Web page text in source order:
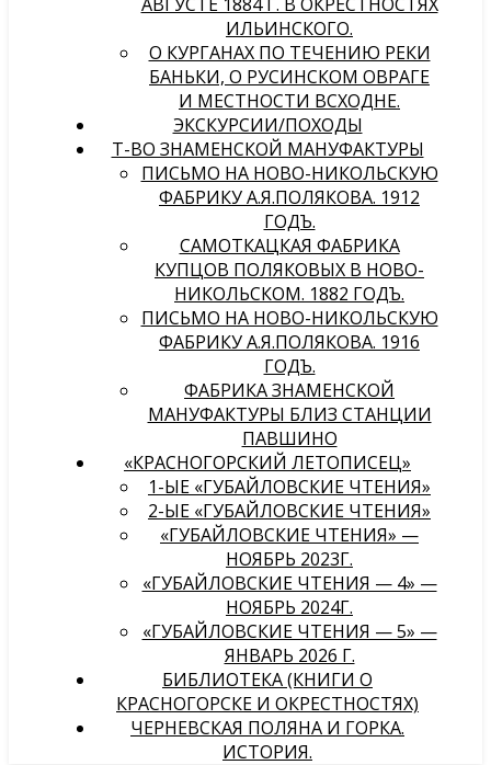
ИЛЬИНСКОГО.
О КУРГАНАХ ПО ТЕЧЕНИЮ РЕКИ
БАНЬКИ, О РУСИНСКОМ ОВРАГЕ
И МЕСТНОСТИ ВСХОДНЕ.
ЭКСКУРСИИ/ПОХОДЫ
Т-ВО ЗНАМЕНСКОЙ МАНУФАКТУРЫ
ПИСЬМО НА НОВО-НИКОЛЬСКУЮ
ФАБРИКУ А.Я.ПОЛЯКОВА. 1912
ГОДЪ.
САМОТКАЦКАЯ ФАБРИКА
КУПЦОВ ПОЛЯКОВЫХ В НОВО-
НИКОЛЬСКОМ. 1882 ГОДЪ.
ПИСЬМО НА НОВО-НИКОЛЬСКУЮ
ФАБРИКУ А.Я.ПОЛЯКОВА. 1916
ГОДЪ.
ФАБРИКА ЗНАМЕНСКОЙ
МАНУФАКТУРЫ БЛИЗ СТАНЦИИ
ПАВШИНО
«КРАСНОГОРСКИЙ ЛЕТОПИСЕЦ»
1-ЫЕ «ГУБАЙЛОВСКИЕ ЧТЕНИЯ»
2-ЫЕ «ГУБАЙЛОВСКИЕ ЧТЕНИЯ»
«ГУБАЙЛОВСКИЕ ЧТЕНИЯ» —
НОЯБРЬ 2023Г.
«ГУБАЙЛОВСКИЕ ЧТЕНИЯ — 4» —
НОЯБРЬ 2024Г.
«ГУБАЙЛОВСКИЕ ЧТЕНИЯ — 5» —
ЯНВАРЬ 2026 Г.
БИБЛИОТЕКА (КНИГИ О
КРАСНОГОРСКЕ И ОКРЕСТНОСТЯХ)
ЧЕРНЕВСКАЯ ПОЛЯНА И ГОРКА.
ИСТОРИЯ.